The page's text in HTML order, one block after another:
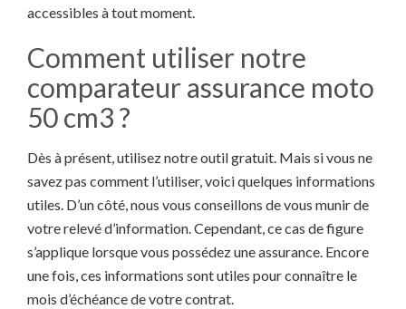
accessibles à tout moment.
Comment utiliser notre
comparateur assurance moto
50 cm3 ?
Dès à présent, utilisez notre outil gratuit. Mais si vous ne
savez pas comment l’utiliser, voici quelques informations
utiles. D’un côté, nous vous conseillons de vous munir de
votre relevé d’information. Cependant, ce cas de figure
s’applique lorsque vous possédez une assurance. Encore
une fois, ces informations sont utiles pour connaître le
mois d’échéance de votre contrat.